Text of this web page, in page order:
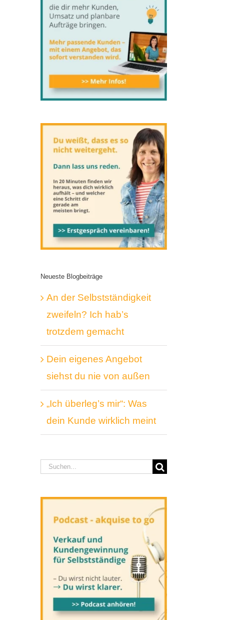
Neueste Blogbeiträge
An der Selbstständigkeit
zweifeln? Ich hab’s
trotzdem gemacht
Dein eigenes Angebot
siehst du nie von außen
„Ich überleg’s mir“: Was
dein Kunde wirklich meint
Suche